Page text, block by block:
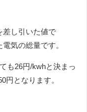
差し引いた値で
気の総量です。
も26円/kwhと決まっ
円となります。